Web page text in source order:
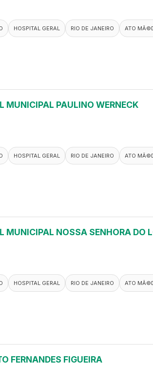
HOSPITAL GERAL RIO DE JANEIRO ATO
PAULINO WERNECK
HOSPITAL GERAL RIO DE JANEIRO ATO
NOSSA SENHORA DO
HOSPITAL GERAL RIO DE JANEIRO ATO
FERNANDES FIGUEIRA